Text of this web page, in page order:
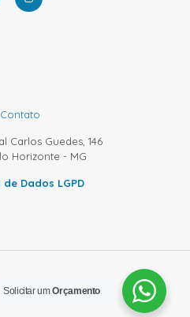
Contato
Carlos Guedes, 146
Horizonte - MG
Dados LGPD
Solicitar umOrçamento